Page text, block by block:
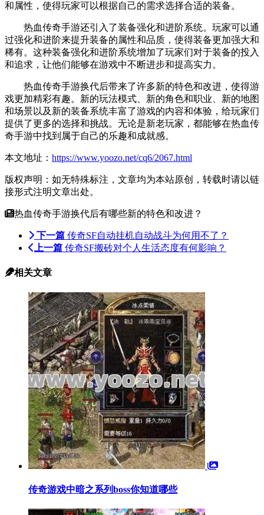
和属性，使得玩家可以根据自己的需求选择合适的装备。
热血传奇手游还引入了装备强化和进阶系统。玩家可以通
过强化和进阶来提升装备的属性和品质，使得装备更加强大和
稀有。这种装备强化和进阶系统增加了玩家们对于装备的投入
和追求，让他们能够在游戏中不断进步和提高实力。
热血传奇手游换代后带来了许多新的特色和改进，使得游
戏更加精彩有趣。新的玩法模式、新的角色和职业、新的地图
和场景以及新的装备系统丰富了游戏的内容和体验，给玩家们
提供了更多的选择和挑战。无论是新老玩家，都能够在热血传
奇手游中找到属于自己的乐趣和成就感。
本文地址： https://www.yoozo.net/cq6/2067.html
版权声明：如无特殊标注，文章均为本站原创，转载时请以链
接形式注明文章出处。
热血传奇手游换代后有哪些新的特色和改进？
下一篇 传奇SF自动挂机自动战斗为何用不了？
上一篇 传奇SF搬砖对个人生活态度有何影响？
相关文章
传奇游戏中暗之系列boss你知道哪些